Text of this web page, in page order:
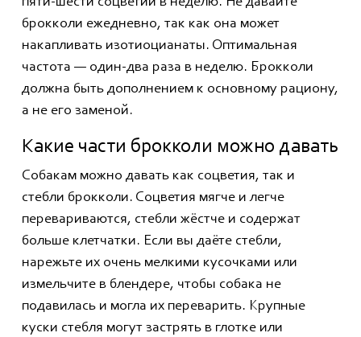
брокколи ежедневно, так как она может
накапливать изотиоцианаты. Оптимальная
частота — один-два раза в неделю. Брокколи
должна быть дополнением к основному рациону,
а не его заменой.
Какие части брокколи можно давать
Собакам можно давать как соцветия, так и
стебли брокколи. Соцветия мягче и легче
перевариваются, стебли жёстче и содержат
больше клетчатки. Если вы даёте стебли,
нарежьте их очень мелкими кусочками или
измельчите в блендере, чтобы собака не
подавилась и могла их переварить. Крупные
куски стебля могут застрять в глотке или